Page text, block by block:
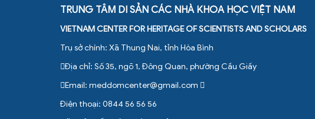
TRUNG TÂM DI SẢN CÁC NHÀ KHOA HỌC VIỆT NAM
VIETNAM CENTER FOR HERITAGE OF SCIENTISTS AND SCHOLARS
Trụ sở chính: Xã Thung Nai, tỉnh Hòa Bình
Địa chỉ: Số 35, ngõ 1, Đông Quan, phường Cầu Giấy
Email: meddomcenter@gmail.com
Điện thoại: 0844 56 56 56